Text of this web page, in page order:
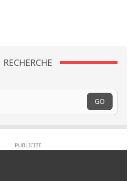
RECHERCHE
GO